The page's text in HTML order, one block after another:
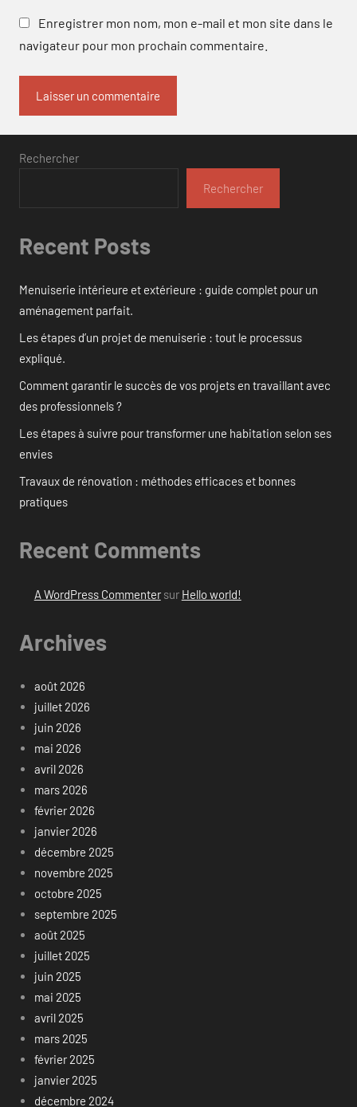
Enregistrer mon nom, mon e-mail et mon site dans le
navigateur pour mon prochain commentaire.
Rechercher
Rechercher
Recent Posts
Menuiserie intérieure et extérieure : guide complet pour un
aménagement parfait.
Les étapes d’un projet de menuiserie : tout le processus
expliqué.
Comment garantir le succès de vos projets en travaillant avec
des professionnels ?
Les étapes à suivre pour transformer une habitation selon ses
envies
Travaux de rénovation : méthodes efficaces et bonnes
pratiques
Recent Comments
A WordPress Commentersur Hello world!
Archives
août 2026
juillet 2026
juin 2026
mai 2026
avril 2026
mars 2026
février 2026
janvier 2026
décembre 2025
novembre 2025
octobre 2025
septembre 2025
août 2025
juillet 2025
juin 2025
mai 2025
avril 2025
mars 2025
février 2025
janvier 2025
décembre 2024